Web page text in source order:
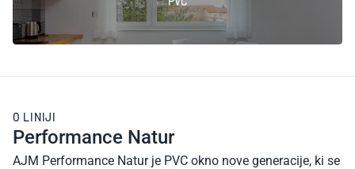
O LINIJI
Performance Natur
AJM Performance Natur je PVC okno nove generacije, ki se